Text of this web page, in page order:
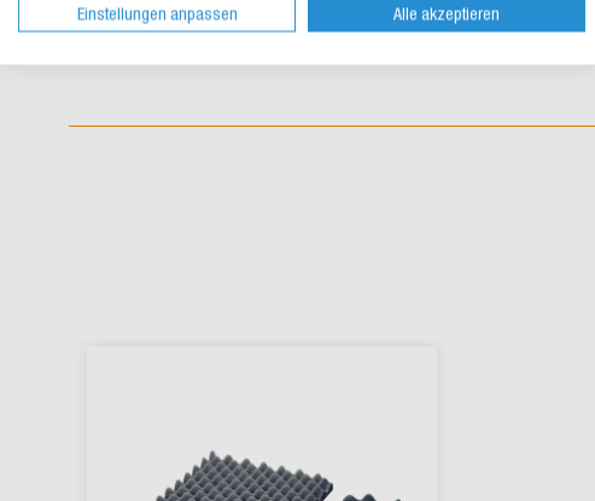
Einstellungen anpassen Alle akzeptieren